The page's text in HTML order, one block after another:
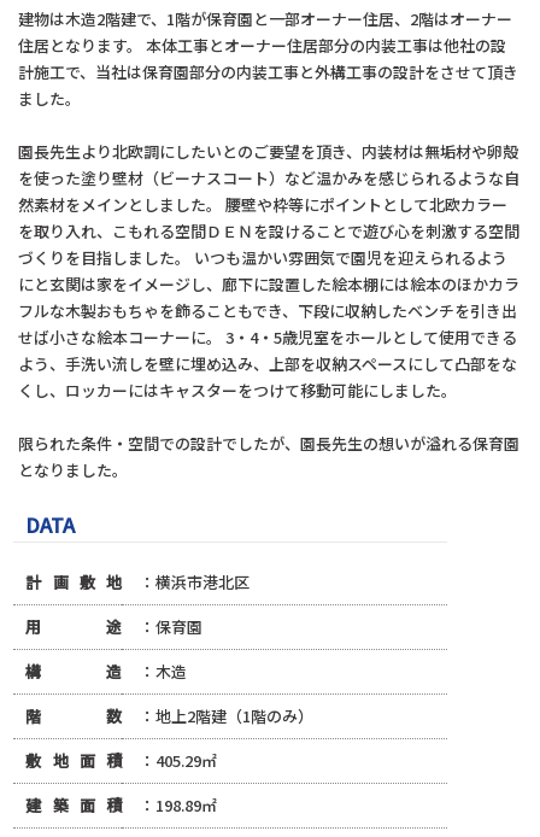
建物は木造2階建で、1階が保育園と一部オーナー住居、2階はオーナー
住居となります。 本体工事とオーナー住居部分の内装工事は他社の設
計施工で、当社は保育園部分の内装工事と外構工事の設計をさせて頂き
ました。
園長先生より北欧調にしたいとのご要望を頂き、内装材は無垢材や卵殻
を使った塗り壁材（ビーナスコート）など温かみを感じられるような自
然素材をメインとしました。 腰壁や枠等にポイントとして北欧カラー
を取り入れ、こもれる空間ＤＥＮを設けることで遊び心を刺激する空間
づくりを目指しました。 いつも温かい雰囲気で園児を迎えられるよう
にと玄関は家をイメージし、廊下に設置した絵本棚には絵本のほかカラ
フルな木製おもちゃを飾ることもでき、下段に収納したベンチを引き出
せば小さな絵本コーナーに。 3・4・5歳児室をホールとして使用できる
よう、手洗い流しを壁に埋め込み、上部を収納スペースにして凸部をな
くし、ロッカーにはキャスターをつけて移動可能にしました。
限られた条件・空間での設計でしたが、園長先生の想いが溢れる保育園
となりました。
DATA
計画敷地
：横浜市港北区
用途
：保育園
構造
：木造
階数
：地上2階建（1階のみ）
敷地面積
：405.29㎡
建築面積
：198.89㎡